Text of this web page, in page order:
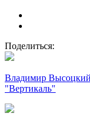
Поделиться:
Владимир
"Вертикаль"